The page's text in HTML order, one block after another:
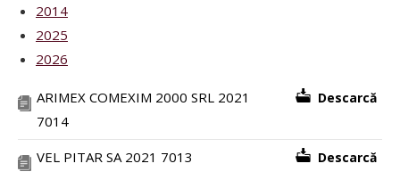
2014
2025
2026
ARIMEX COMEXIM 2000 SRL 2021
7014
Descarcă
VEL PITAR SA 2021 7013 Descarcă